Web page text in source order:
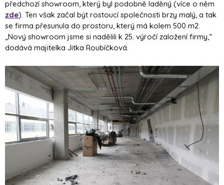
předchozí showroom, který byl podobně laděný (více o něm
zde). Ten však začal být rostoucí společnosti brzy malý, a tak
se firma přesunula do prostoru, který má kolem 500 m2.
„Nový showroom jsme si nadělili k 25. výročí založení firmy,“
dodává majitelka Jitka Roubíčková.